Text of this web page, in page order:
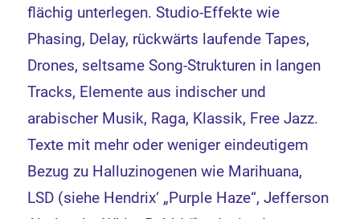
flächig unterlegen. Studio-Effekte wie
Phasing, Delay, rückwärts laufende Tapes,
Drones, seltsame Song-Strukturen in langen
Tracks, Elemente aus indischer und
arabischer Musik, Raga, Klassik, Free Jazz.
Texte mit mehr oder weniger eindeutigem
Bezug zu Halluzinogenen wie Marihuana,
LSD (siehe Hendrix‘ „Purple Haze“, Jefferson